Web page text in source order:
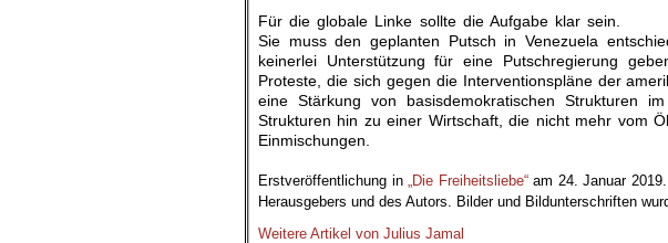
Für die globale Linke sollte die Aufgabe klar sein.
Sie muss den geplanten Putsch in Venezuela
keinerlei Unterstützung für eine Putschregierung
Proteste, die sich gegen die Interventionspläne der
eine Stärkung von basisdemokratischen Strukturen
Strukturen hin zu einer Wirtschaft, die nicht mehr vom
Einmischungen.
Erstveröffentlichung in „Die Freiheitsliebe“am 24. Januar 2019.
Herausgebers und des Autors. Bilder und Bildunterschriften
Weitere Artikel von Julius Jamal